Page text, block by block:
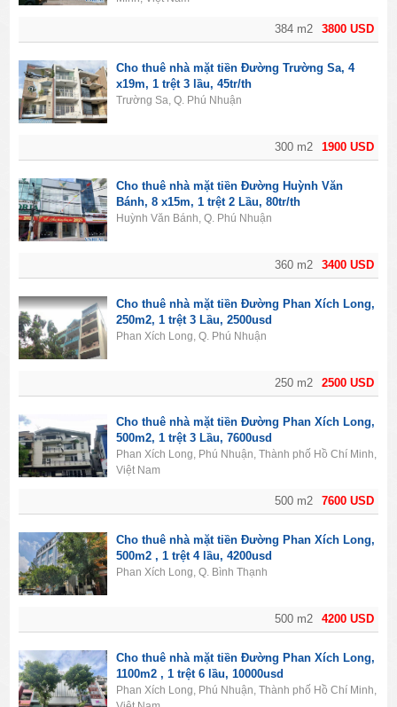
3800 USD
384 m2
1900 USD
300 m2
Cho thuê nhà mặt tiền Đường Trường Sa, 4
x19m, 1 trệt 3 lầu, 45tr/th
Trường Sa, Q. Phú Nhuận
3400 USD
360 m2
Cho thuê nhà mặt tiền Đường Huỳnh Văn
Bánh, 8 x15m, 1 trệt 2 Lầu, 80tr/th
Huỳnh Văn Bánh, Q. Phú Nhuận
2500 USD
250 m2
Cho thuê nhà mặt tiền Đường Phan Xích Long,
250m2, 1 trệt 3 Lầu, 2500usd
Phan Xích Long, Q. Phú Nhuận
7600 USD
500 m2
Cho thuê nhà mặt tiền Đường Phan Xích Long,
500m2, 1 trệt 3 Lầu, 7600usd
Phan Xích Long, Phú Nhuận, Thành phố Hồ Chí Minh,
Việt Nam
4200 USD
500 m2
Cho thuê nhà mặt tiền Đường Phan Xích Long,
500m2 , 1 trệt 4 lầu, 4200usd
Phan Xích Long, Q. Bình Thạnh
Cho thuê nhà mặt tiền Đường Phan Xích Long,
1100m2 , 1 trệt 6 lầu, 10000usd
Phan Xích Long, Phú Nhuận, Thành phố Hồ Chí Minh,